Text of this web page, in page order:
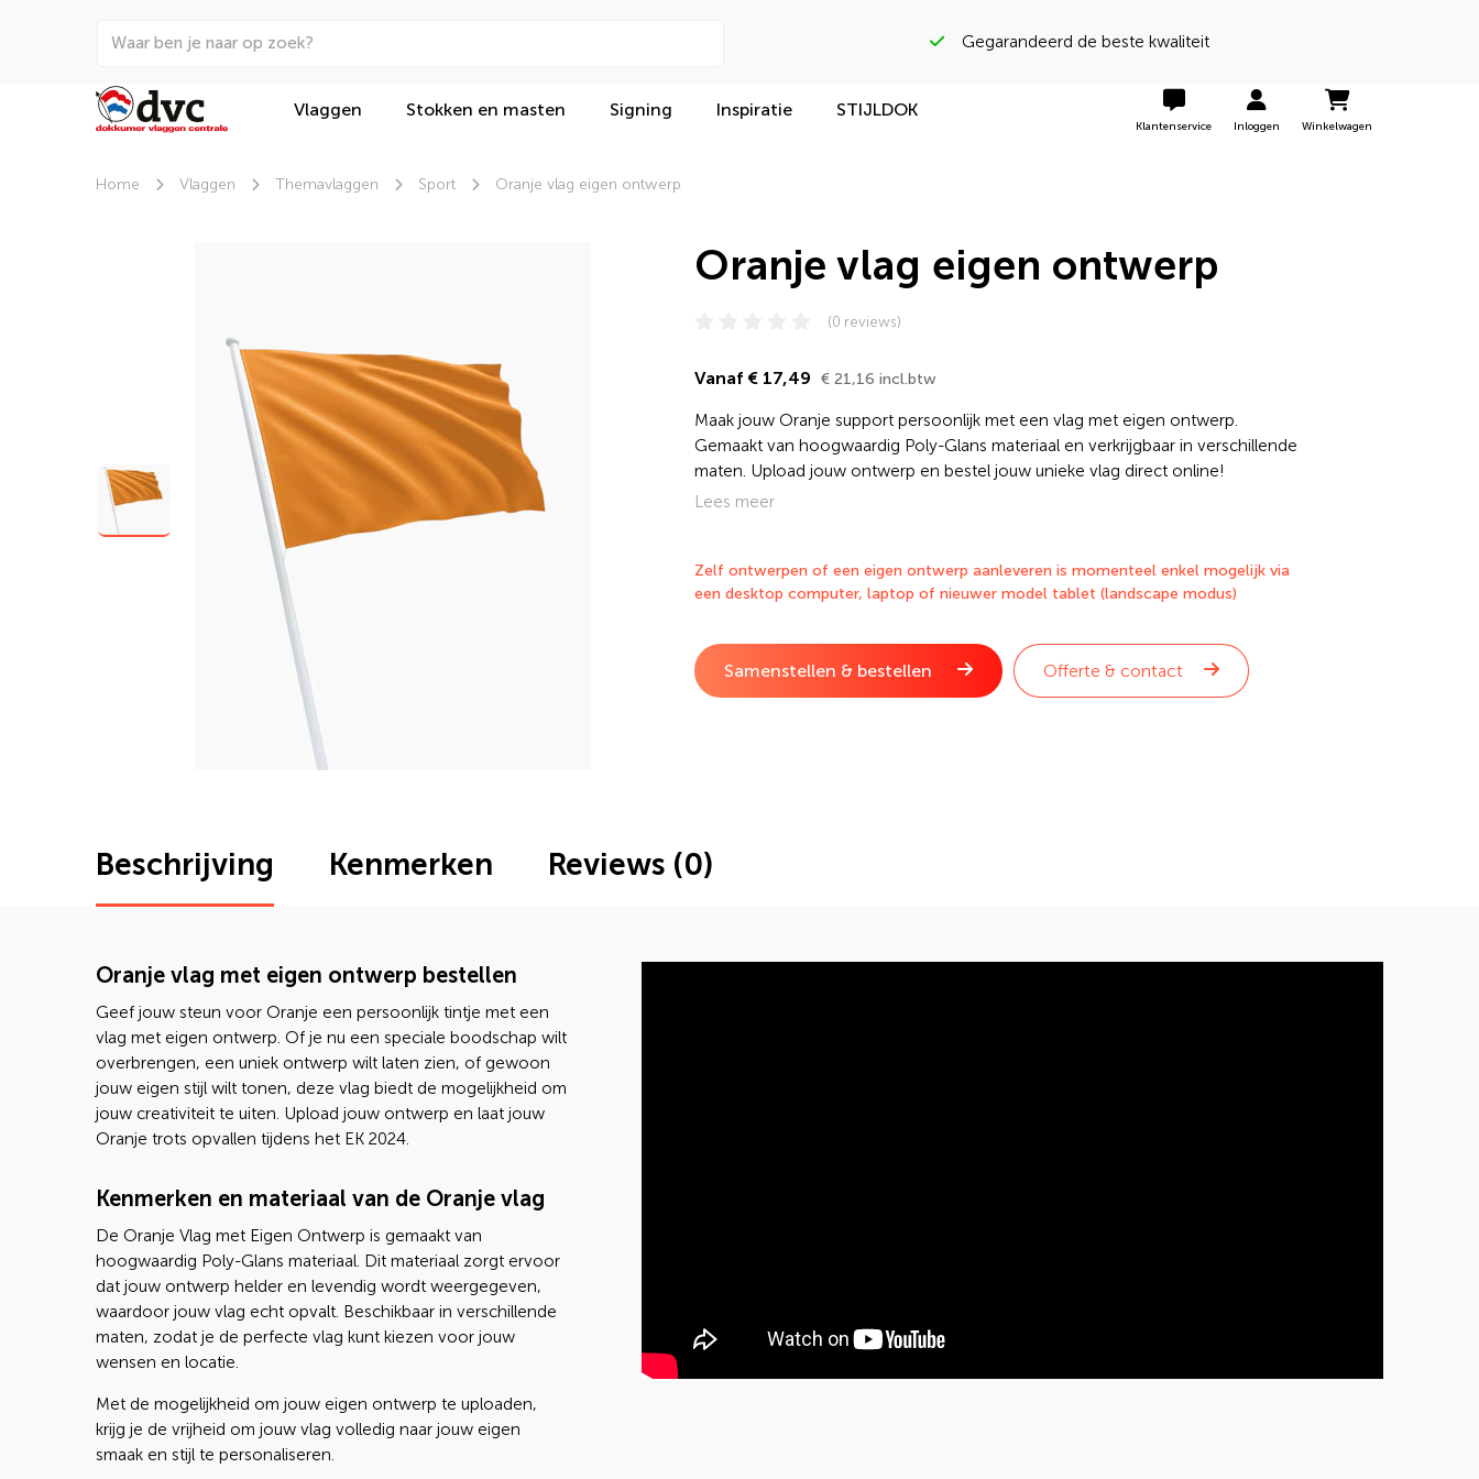
Beoordeeld met een 9 door onze klanten
Vlaggen Stokken en masten Signing Inspiratie STIJLDOK
Klantenservice Inloggen Winkelwagen
Home Vlaggen Themavlaggen Sport Oranje vlag eigen ontwerp
Oranje vlag eigen ontwerp
(0 reviews)
Vanaf € 17,49 € 21,16 incl.btw
Maak jouw Oranje support persoonlijk met een vlag met eigen ontwerp.
Gemaakt van hoogwaardig Poly-Glans materiaal en verkrijgbaar in verschillende
maten. Upload jouw ontwerp en bestel jouw unieke vlag direct online!
Lees meer
Zelf ontwerpen of een eigen ontwerp aanleveren is momenteel enkel mogelijk via
een desktop computer, laptop of nieuwer model tablet (landscape modus)
Samenstellen & bestellen Offerte & contact
Beschrijving
Oranje vlag met eigen ontwerp bestellen
Geef jouw steun voor Oranje een persoonlijk tintje met een
vlag met eigen ontwerp. Of je nu een speciale boodschap wilt
overbrengen, een uniek ontwerp wilt laten zien, of gewoon
jouw eigen stijl wilt tonen, deze vlag biedt de mogelijkheid om
jouw creativiteit te uiten. Upload jouw ontwerp en laat jouw
Oranje trots opvallen tijdens het EK 2024.
Kenmerken en materiaal van de Oranje vlag
De Oranje Vlag met Eigen Ontwerp is gemaakt van
hoogwaardig Poly-Glans materiaal. Dit materiaal zorgt ervoor
dat jouw ontwerp helder en levendig wordt weergegeven,
waardoor jouw vlag echt opvalt. Beschikbaar in verschillende
maten, zodat je de perfecte vlag kunt kiezen voor jouw
wensen en locatie.
Met de mogelijkheid om jouw eigen ontwerp te uploaden,
krijg je de vrijheid om jouw vlag volledig naar jouw eigen
smaak en stijl te personaliseren.
Kenmerken Reviews (0)